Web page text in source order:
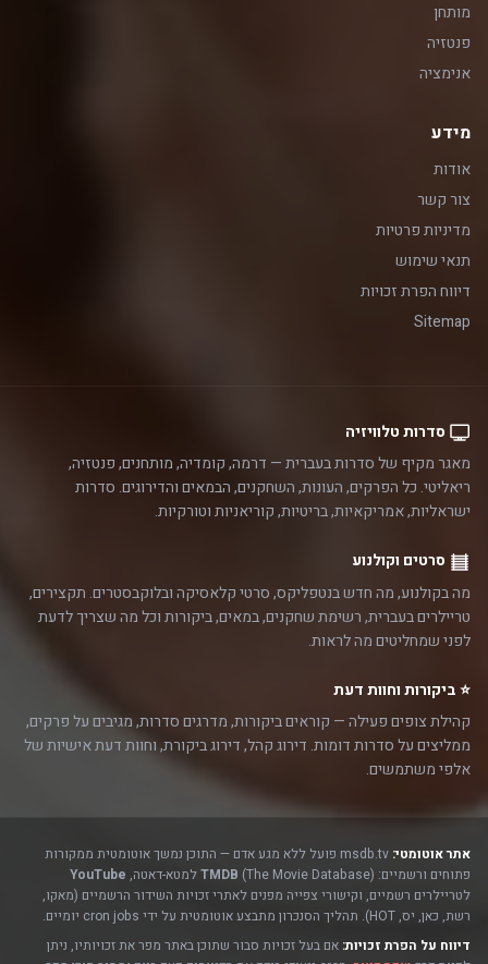
מותחן
פנטזיה
אנימציה
מידע
אודות
צור קשר
מדיניות פרטיות
תנאי שימוש
דיווח הפרת זכויות
Sitemap
סדרות טלוויזיה
מאגר מקיף של סדרות בעברית — דרמה, קומדיה, מותחנים, פנטזיה,
ריאליטי. כל הפרקים, העונות, השחקנים, הבמאים והדירוגים. סדרות
ישראליות, אמריקאיות, בריטיות, קוריאניות וטורקיות.
סרטים וקולנוע
מה בקולנוע, מה חדש בנטפליקס, סרטי קלאסיקה ובלוקבסטרים. תקצירים,
טריילרים בעברית, רשימת שחקנים, במאים, ביקורות וכל מה שצריך לדעת
לפני שמחליטים מה לראות.
⭐ ביקורות וחוות דעת
קהילת צופים פעילה — קוראים ביקורות, מדרגים סדרות, מגיבים על פרקים,
ממליצים על סדרות דומות. דירוג קהל, דירוג ביקורת, וחוות דעת אישיות של
אלפי משתמשים.
אתר אוטומטי:
msdb.tv פועל ללא מגע אדם — התוכן נמשך אוטומטית ממקורות
פתוחים ורשמיים:
TMDB (The Movie Database) למטא-דאטה,
YouTube
לטריילרים רשמיים, וקישורי צפייה מפנים לאתרי זכויות השידור הרשמיים (מאקו,
רשת, כאן, יס, HOT). תהליך הסנכרון מתבצע אוטומטית על ידי cron jobs יומיים.
דיווח על הפרת זכויות: אם בעל זכויות סבור שתוכן באתר מפר את זכויותיו, ניתן